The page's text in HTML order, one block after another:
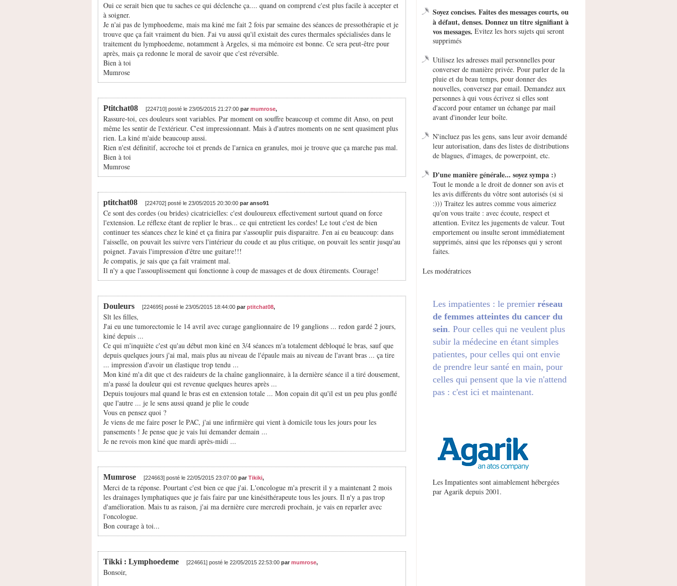
Oui ce serait bien que tu saches ce qui déclenche ça.... quand on comprend c'est plus facile à accepter et
à soigner.
Je n'ai pas de lymphoedeme, mais ma kiné me fait 2 fois par semaine des séances de pressothérapie et je
trouve que ça fait vraiment du bien. J'ai vu aussi qu'il existait des cures thermales spécialisées dans le
traitement du lymphoedeme, notamment à Argeles, si ma mémoire est bonne. Ce sera peut-être pour
après, mais ça redonne le moral de savoir que c'est réversible.
Bien à toi
Mumrose
Ptitchat08 [224710] posté le 23/05/2015 21:27:00 par mumrose,
Rassure-toi, ces douleurs sont variables. Par moment on souffre beaucoup et comme dit Anso, on peut
même les sentir de l'extérieur. C'est impressionnant. Mais à d'autres moments on ne sent quasiment plus
rien. La kiné m'aide beaucoup aussi.
Rien n'est définitif, accroche toi et prends de l'arnica en granules, moi je trouve que ça marche pas mal.
Bien à toi
Mumrose
ptitchat08 [224702] posté le 23/05/2015 20:30:00 par anso91
Ce sont des cordes (ou brides) cicatricielles: c'est douloureux effectivement surtout quand on force
l'extension. Le réflexe étant de replier le bras... ce qui entretient les cordes! Le tout c'est de bien
continuer tes séances chez le kiné et ça finira par s'assouplir puis disparaitre. J'en ai eu beaucoup: dans
l'aisselle, on pouvait les suivre vers l'intérieur du coude et au plus critique, on pouvait les sentir jusqu'au
poignet. J'avais l'impression d'être une guitare!!!
Je compatis, je sais que ça fait vraiment mal.
Il n'y a que l'assouplissement qui fonctionne à coup de massages et de doux étirements. Courage!
Douleurs [224695] posté le 23/05/2015 18:44:00 par ptitchat08,
Slt les filles,
J'ai eu une tumorectomie le 14 avril avec curage ganglionnaire de 19 ganglions ... redon gardé 2 jours,
kiné depuis ...
Ce qui m'inquiète c'est qu'au début mon kiné en 3/4 séances m'a totalement débloqué le bras, sauf que
depuis quelques jours j'ai mal, mais plus au niveau de l'épaule mais au niveau de l'avant bras ... ça tire
... impression d'avoir un élastique trop tendu ...
Mon kiné m'a dit que ct des raideurs de la chaîne ganglionnaire, à la dernière séance il a tiré dousement,
m'a passé la douleur qui est revenue quelques heures après ...
Depuis toujours mal quand le bras est en extension totale ... Mon copain dit qu'il est un peu plus gonflé
que l'autre ... je le sens aussi quand je plie le coude
Vous en pensez quoi ?
Je viens de me faire poser le PAC, j'ai une infirmière qui vient à domicile tous les jours pour les
pansements ! Je pense que je vais lui demander demain ...
Je ne revois mon kiné que mardi après-midi ...
Mumrose [224663] posté le 22/05/2015 23:07:00 par Tikiki,
Merci de ta réponse. Pourtant c'est bien ce que j'ai. L'oncologue m'a prescrit il y a maintenant 2 mois
les drainages lymphatiques que je fais faire par une kinésithérapeute tous les jours. Il n'y a pas trop
d'amélioration. Mais tu as raison, j'ai ma dernière cure mercredi prochain, je vais en reparler avec
l'oncologue.
Bon courage à toi...
Tikki : Lymphoedeme [224661] posté le 22/05/2015 22:53:00 par mumrose,
Bonsoir,
Soyez concises. Faites des messages courts, ou
à défaut, denses. Donnez un titre signifiant à
vos messages. Evitez les hors sujets qui seront
supprimés
Utilisez les adresses mail personnelles pour
converser de manière privée. Pour parler de la
pluie et du beau temps, pour donner des
nouvelles, conversez par email. Demandez aux
personnes à qui vous écrivez si elles sont
d'accord pour entamer un échange par mail
avant d'inonder leur boîte.
N'incluez pas les gens, sans leur avoir demandé
leur autorisation, dans des listes de distributions
de blagues, d'images, de powerpoint, etc.
D'une manière générale... soyez sympa :)
Tout le monde a le droit de donner son avis et
les avis différents du vôtre sont autorisés (si si
:))) Traitez les autres comme vous aimeriez
qu'on vous traite : avec écoute, respect et
attention. Evitez les jugements de valeur. Tout
emportement ou insulte seront immédiatement
supprimés, ainsi que les réponses qui y seront
faites.
Les modératrices
Les impatientes : le premier réseau
de femmes atteintes du cancer du
sein. Pour celles qui ne veulent plus
subir la médecine en étant simples
patientes, pour celles qui ont envie
de prendre leur santé en main, pour
celles qui pensent que la vie n'attend
pas : c'est ici et maintenant.
Les Impatientes sont aimablement hébergées
par Agarik depuis 2001.